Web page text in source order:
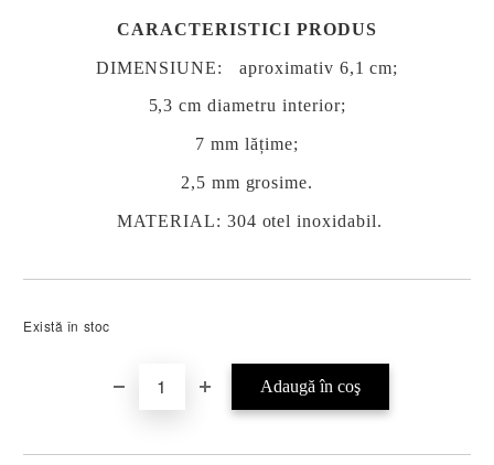
CARACTERISTICI PRODUS
DIMENSIUNE: aproximativ 6,1 cm;
5,3 cm diametru interior;
7 mm lățime;
2,5 mm grosime.
MATERIAL: 304 otel inoxidabil.
Există în stoc